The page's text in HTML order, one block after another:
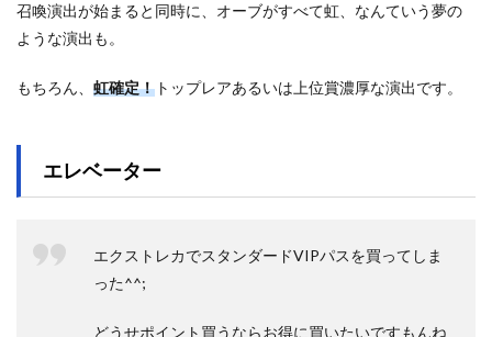
召喚演出が始まると同時に、オーブがすべて虹、なんていう夢の
ような演出も。
もちろん、 虹確定！ トップレアあるいは上位賞濃厚な演出です。
エレベーター
エクストレカでスタンダードVIPパスを買ってしま
った^^;
どうせポイント買うならお得に買いたいですもんね